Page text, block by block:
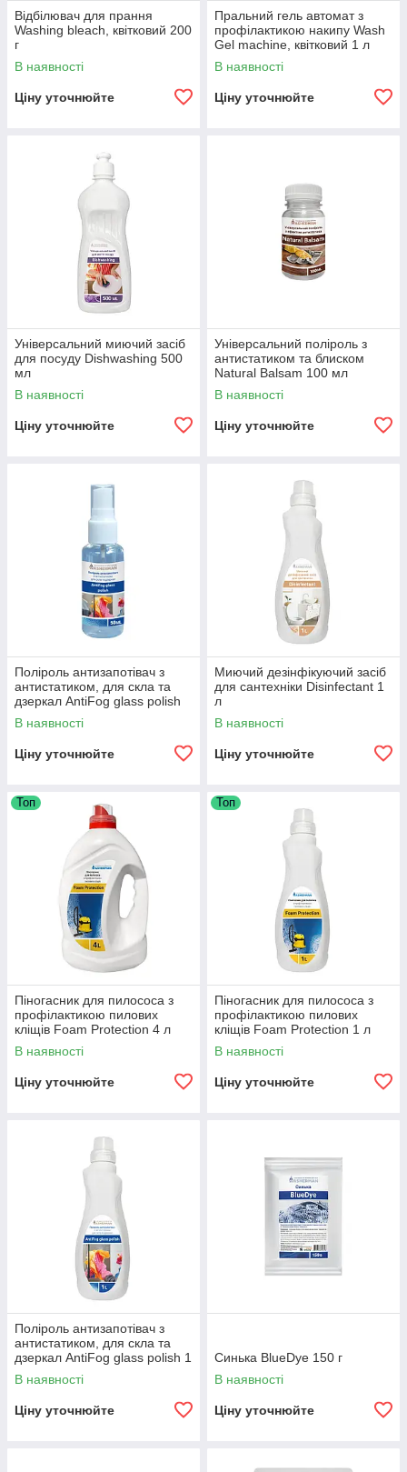
Відбілювач для прання
Washing bleach, квітковий 200
г
В наявності
Ціну уточнюйте
Пральний гель автомат з
профілактикою накипу Wash
Gel machine, квітковий 1 л
В наявності
Ціну уточнюйте
Універсальний миючий засіб
для посуду Dishwashing 500
мл
В наявності
Ціну уточнюйте
Універсальний поліроль з
антистатиком та блиском
Natural Balsam 100 мл
В наявності
Ціну уточнюйте
Поліроль антизапотівач з
антистатиком, для скла та
дзеркал AntiFog glass polish
50 мл
В наявності
Ціну уточнюйте
Миючий дезінфікуючий засіб
для сантехніки Disinfectant 1
л
В наявності
Ціну уточнюйте
Топ
Піногасник для пилососа з
профілактикою пилових
кліщів Foam Protection 4 л
В наявності
Ціну уточнюйте
Топ
Піногасник для пилососа з
профілактикою пилових
кліщів Foam Protection 1 л
В наявності
Ціну уточнюйте
Поліроль антизапотівач з
антистатиком, для скла та
дзеркал AntiFog glass polish 1
л
В наявності
Ціну уточнюйте
Синька BlueDye 150 г
В наявності
Ціну уточнюйте